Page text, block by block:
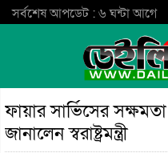
সর্বশেষ আপডেট : ৬ ঘন্টা আগে
ফায়ার সার্ভিসের
জানালেন স্বরাষ্ট্রমন্ত্রী